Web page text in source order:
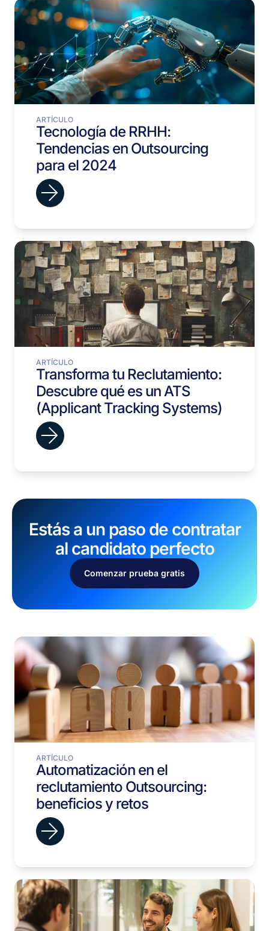
ARTÍCULO
Tecnología de RRHH:
Tendencias en Outsourcing
para el 2024
ARTÍCULO
Transforma tu Reclutamiento:
Descubre qué es un ATS
(Applicant Tracking Systems)
Estás a un paso de contratar
al candidato perfecto
Comenzar prueba gratis
ARTÍCULO
Automatización en el
reclutamiento Outsourcing:
beneficios y retos